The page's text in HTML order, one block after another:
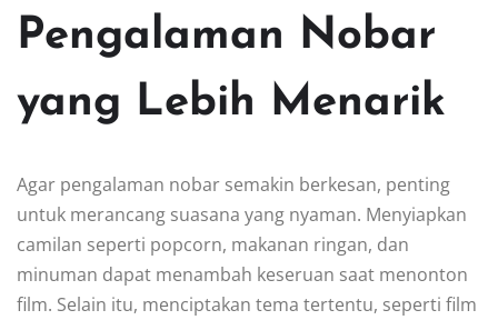
Pengalaman Nobar
yang Lebih Menarik
Agar pengalaman nobar semakin berkesan, penting
untuk merancang suasana yang nyaman. Menyiapkan
camilan seperti popcorn, makanan ringan, dan
minuman dapat menambah keseruan saat menonton
film. Selain itu, menciptakan tema tertentu, seperti film